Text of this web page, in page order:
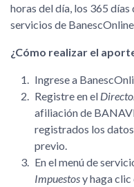
horas del día, los 365
servicios de BanescOnline.
¿Cómo realizar el
Ingrese a
Registre en el
afiliación de
registrados los
previo.
En el menú de
Impuestosy haga